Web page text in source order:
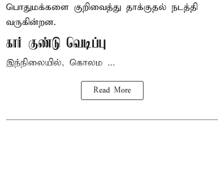
பொதுமக்களை குறிவைத்து தாக்குதல் நடத்தி
வருகின்றன.
கார் குண்டு வெடிப்பு
இந்நிலையில், கொலம ...
Read More